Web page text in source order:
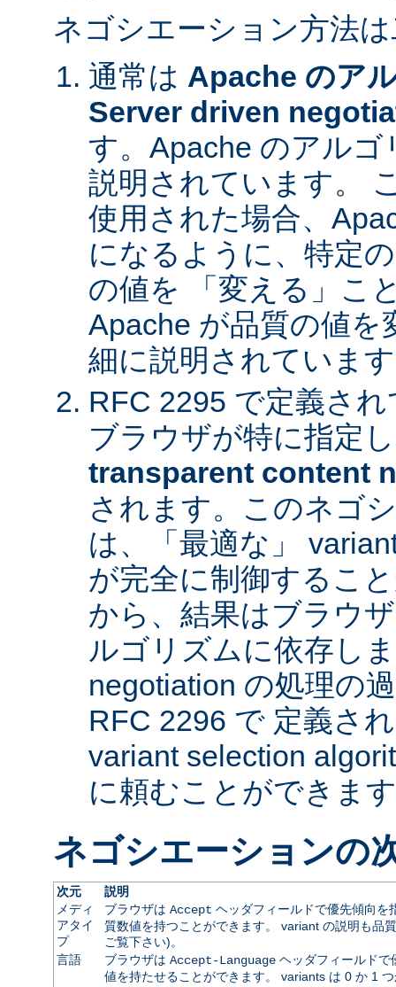
ネゴシエーション方法
通常は Apache のア
Server driven
す。Apache のアル
説明されています。
使用された場合、
になるように、特定
の値を 「変える」こ
Apache が品質の値を
細に説明されていま
RFC 2295 で定義さ
ブラウザが特に指定
transparent content
されます。このネゴ
は、「最適な」
が完全に制御するこ
から、結果はブラウ
ルゴリズムに依存し
negotiation の処理の
RFC 2296 で 定義さ
variant selection
に頼むことができま
ネゴシエーションの
次元
説明
メディ
アタイ
プ
ブラウザは Accept ヘッダフィールドで優先傾向を
質数値を持つことができます。 variant の説明も品
ご覧下さい)。
言語
ブラウザは Accept-Languageヘッダフィールドで
値を持たせることができます。 variants は 0 か 1